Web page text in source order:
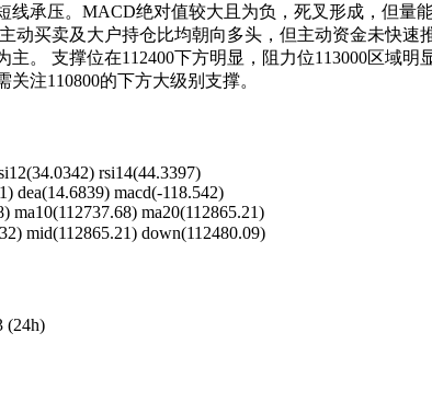
线承压。MACD绝对值较大且为负，死叉形成，但量
动买卖及大户持仓比均朝向多头，但主动资金未快
主。 支撑位在112400下方明显，阻力位113000区域
关注110800的下方大级别支撑。
rsi14(44.3397)
dea(14.6839) macd(-118.542)
ma10(112737.68) ma20(112865.21)
mid(112865.21) down(112480.09)
(24h)